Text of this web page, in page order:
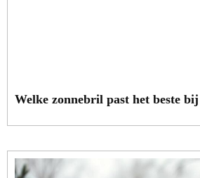
Welke zonnebril past het beste